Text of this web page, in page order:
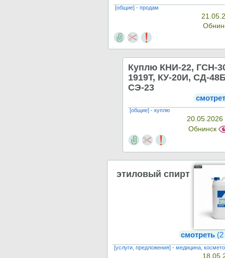
[общие] - продам
Куплю КНИ-22, ГСН-
1919Т, КУ-20И, СД-
СЭ-23
[общие] - куплю
20.05.2026
Обнинск
этиловый спирт
смотреть(2
[услуги, предложения] - медицина,